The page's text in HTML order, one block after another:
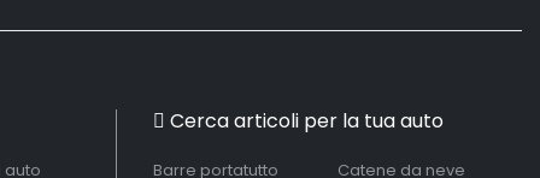
auto
Cerca articoli per la tua auto
Barre portatutto Catene da neve